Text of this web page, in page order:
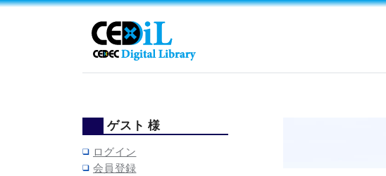
ゲスト 様
ログイン
会員登録